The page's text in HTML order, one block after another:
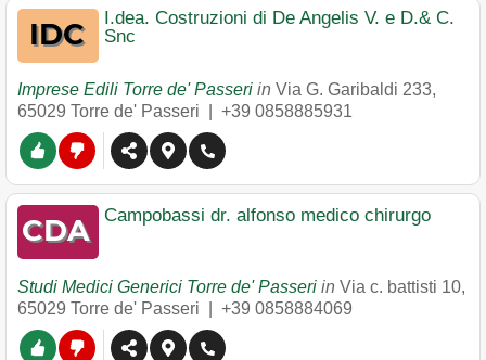
I.dea. Costruzioni di De Angelis V. e D.& C.
Snc
Imprese Edili Torre de' Passeri in Via G. Garibaldi 233,
65029 Torre de' Passeri +39 0858885931
Campobassi dr. alfonso medico chirurgo
Studi Medici Generici Torre de' Passeri in Via c. battisti 10,
65029 Torre de' Passeri +39 0858884069